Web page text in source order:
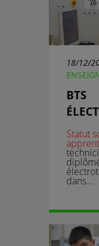
18/12/
BTS
Statut
dans...